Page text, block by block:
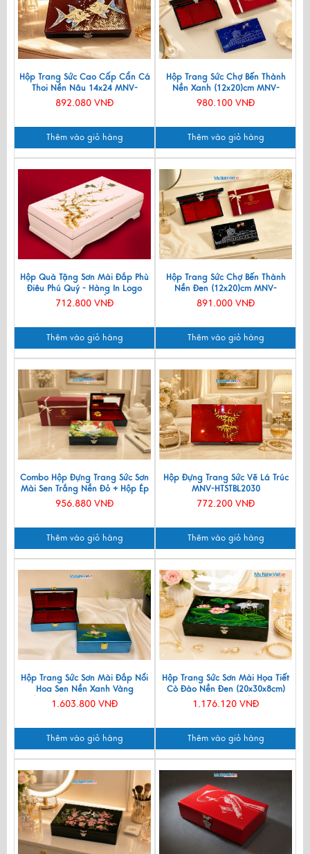
Hộp Trang Sức Cao Cấp Cẩn Cá
Thoi Nền Nâu 14x24 MNV-
HTSHD07-1
892.080 VNĐ
Thêm vào giỏ hàng
Hộp Trang Sức Chợ Bến Thành
Nền Xanh (12x20)cm MNV-
SMHD1220-3
980.100 VNĐ
Thêm vào giỏ hàng
Hộp Quà Tặng Sơn Mài Đắp Phù
Điêu Phú Quý - Hàng In Logo
Theo Yêu Cầu
712.800 VNĐ
Thêm vào giỏ hàng
Hộp Trang Sức Chợ Bến Thành
Nền Đen (12x20)cm MNV-
SMHD1220-1
891.000 VNĐ
Thêm vào giỏ hàng
Combo Hộp Đựng Trang Sức Sơn
Mài Sen Trắng Nền Đỏ + Hộp Ép
Kim CBHTSHD04
956.880 VNĐ
Thêm vào giỏ hàng
Hộp Đựng Trang Sức Vẽ Lá Trúc
MNV-HTSTBL2030
772.200 VNĐ
Thêm vào giỏ hàng
Hộp Trang Sức Sơn Mài Đắp Nổi
Hoa Sen Nền Xanh Vàng
(15x25)cm HSMDH1424-05
1.603.800 VNĐ
Thêm vào giỏ hàng
Hộp Trang Sức Sơn Mài Họa Tiết
Cò Đào Nền Đen (20x30x8cm)
HSMHD2030/1
1.176.120 VNĐ
Thêm vào giỏ hàng